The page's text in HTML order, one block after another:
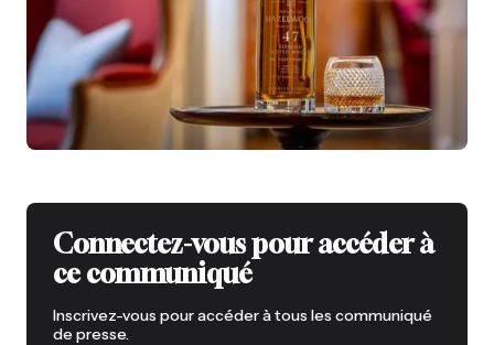
Connectez-vous pour accéder à
ce communiqué
Inscrivez-vous pour accéder à tous les communiqué
de presse.